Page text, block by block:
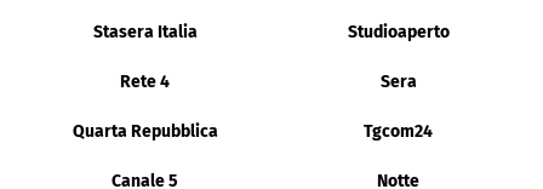
Stasera Italia Studioaperto
Rete 4 Sera
Quarta Repubblica Tgcom24
Canale 5 Notte